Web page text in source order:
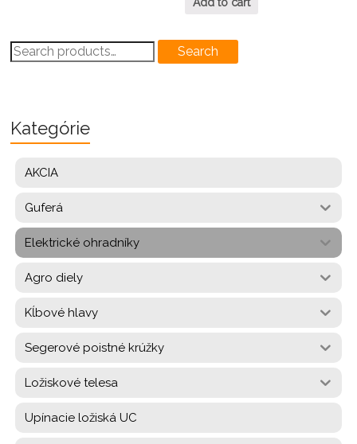
Add to cart
Search
for:
Search
Kategórie
AKCIA
Guferá
Elektrické ohradníky
Agro diely
Kĺbové hlavy
Segerové poistné krúžky
Ložiskové telesa
Upínacie ložiská UC